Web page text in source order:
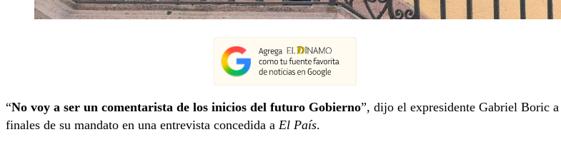
“No voy a ser un comentarista de los inicios del futuro Gobierno”, dijo el expresidente Gabriel Boric a
finales de su mandato en una entrevista concedida a El País.